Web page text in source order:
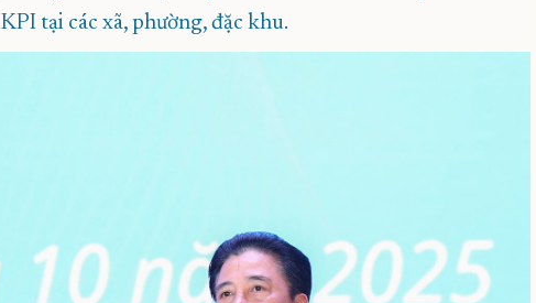
KPI tại các xã, phường, đặc khu.